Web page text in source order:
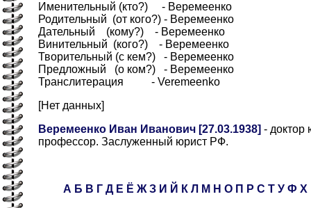
Именительный (кто?) - Веремеенко
Родительный (от кого?) - Веремеенко
Дательный (кому?) - Веремеенко
Винительный (кого?) - Веремеенко
Творительный (с кем?) - Веремеенко
Предложный (о ком?) - Веремеенко
Транслитерация - Veremeenko
[Нет данных]
Веремеенко Иван Иванович [27.03.1938] - доктор
профессор. Заслуженный юрист РФ.
А Б В Г Д Е Ё Ж З И Й К Л М Н О П Р С Т У Ф Х